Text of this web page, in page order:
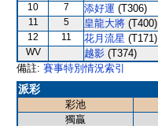
10 7 添好運 (T306)
11 5 皇龍大將 (T400)
12 11 花月流星 (T171)
WV 越影 (T374)
備註: 賽事特別情況索引
派彩
彩池
獨贏